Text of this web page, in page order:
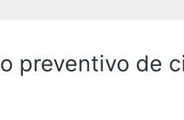
preventivo de